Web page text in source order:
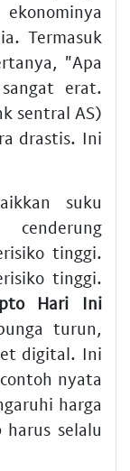
Termasuk
"Apa
erat.
sentral AS)
drastis. Ini
suku
tinggi.
tinggi.
Hari Ini
turun,
digital. Ini
nyata
harga
harus selalu